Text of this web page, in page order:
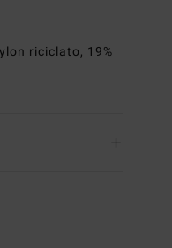
riciclato, 19%